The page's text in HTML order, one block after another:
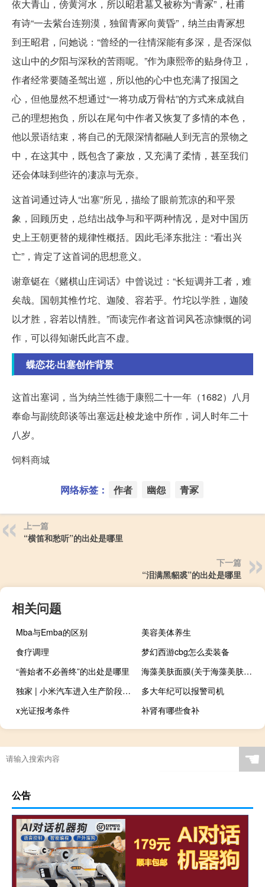
依大青山，傍黄河水，所以昭君墓又被称为“青冢”，杜甫
有诗“一去紫台连朔漠，独留青冢向黄昏”，纳兰由青冢想
到王昭君，问她说：“曾经的一往情深能有多深，是否深似
这山中的夕阳与深秋的苦雨呢。”作为康熙帝的贴身侍卫，
作者经常要随圣驾出巡，所以他的心中也充满了报国之
心，但他显然不想通过“一将功成万骨枯”的方式来成就自
己的理想抱负，所以在尾句中作者又恢复了多情的本色，
他以景语结束，将自己的无限深情都融人到无言的景物之
中，在这其中，既包含了豪放，又充满了柔情，甚至我们
还会体味到些许的凄凉与无奈。
这首词通过诗人“出塞”所见，描绘了眼前荒凉的和平景
象，回顾历史，总结出战争与和平两种情况，是对中国历
史上王朝更替的规律性概括。因此毛泽东批注：“看出兴
亡”，肯定了这首词的思想意义。
谢章铤在《赌棋山庄词话》中曾说过：“长短调并工者，难
矣哉。国朝其惟竹坨、迦陵、容若乎。竹坨以学胜，迦陵
以才胜，容若以情胜。”而读完作者这首词风苍凉慷慨的词
作，可以得知谢氏此言不虚。
蝶恋花·出塞创作背景
这首出塞词，当为纳兰性德于康熙二十一年（1682）八月
奉命与副统郎谈等出塞远赴梭龙途中所作，词人时年二十
八岁。
饲料商城
网络标签： 作者 幽怨 青冢
上一篇
“横笛和愁听”的出处是哪里
下一篇
“泪满黑貂裘”的出处是哪里
相关问题
Mba与Emba的区别
美容美体养生
食疗调理
梦幻西游cbg怎么卖装备
“善始者不必善终”的出处是哪里
海藻美肤面膜(关于海藻美肤面膜简述)
独家 | 小米汽车进入生产阶段：开始急招大量工人五大操作工种缺口达百人
多大年纪可以报警司机
x光证报考条件
补肾有哪些食补
☚
公告